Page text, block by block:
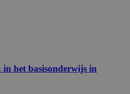
het basisonderwijs in